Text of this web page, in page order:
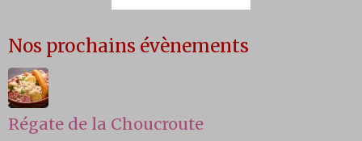
Nos prochains évènements
Régate de la Choucroute